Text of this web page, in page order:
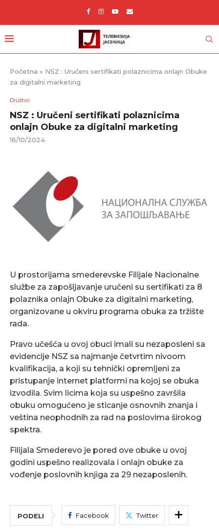
Početna » NSZ : Uručeni sertifikati polaznicima onlajn Obuke
za digitalni marketing
Društvo
NSZ : Uručeni sertifikati polaznicima
onlajn Obuke za digitalni marketing
16/10/2024
U prostorijama smederevske Filijale Nacionalne
službe za zapošljavanje uručeni su sertifikati za 8
polaznika onlajn Obuke za digitalni marketing,
organizovane u okviru programa obuka za tržište
rada.
Pravo učešća u ovoj obuci imali su nezaposleni sa
evidencije NSZ sa najmanje četvrtim nivoom
kvalifikacija, a koji su tehnički opremljeni za
pristupanje internet platformi na kojoj se obuka
izvodila. Svim licima koja su uspešno završila
obuku omogućeno je sticanje osnovnih znanja i
veština neophodnih za rad na poslovima širokog
spektra.
Filijala Smederevo je pored ove obuke u ovoj
godini uspešno realizovala i onlajn obuke za
vođenje poslovnih knjiga za 29 nezaposlenih.
PODELI Facebook Twitter